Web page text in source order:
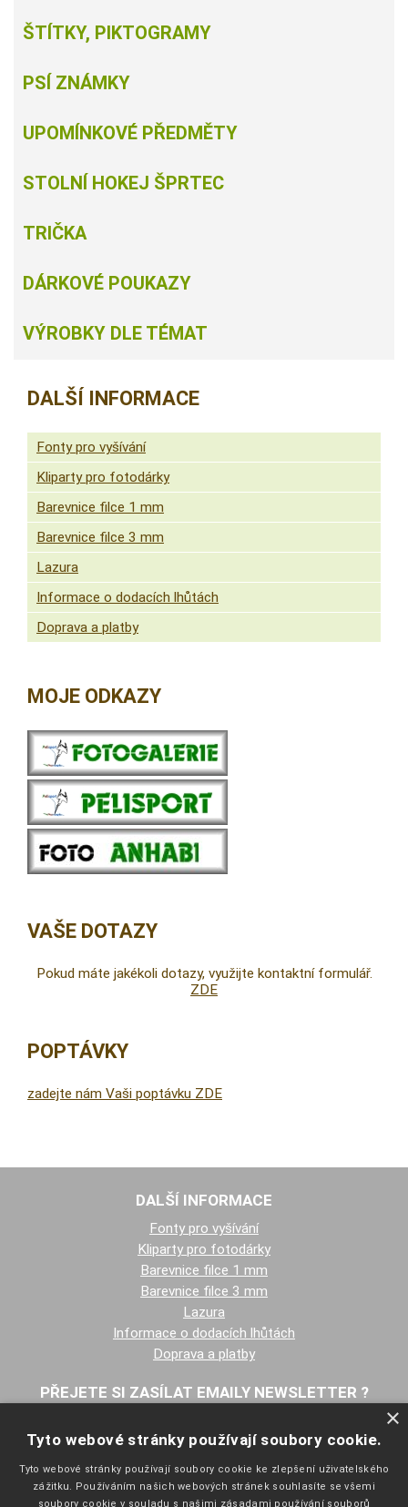
ŠTÍTKY, PIKTOGRAMY
PSÍ ZNÁMKY
UPOMÍNKOVÉ PŘEDMĚTY
STOLNÍ HOKEJ ŠPRTEC
TRIČKA
DÁRKOVÉ POUKAZY
VÝROBKY DLE TÉMAT
DALŠÍ INFORMACE
Fonty pro vyšívání
Kliparty pro fotodárky
Barevnice filce 1 mm
Barevnice filce 3 mm
Lazura
Informace o dodacích lhůtách
Doprava a platby
MOJE ODKAZY
VAŠE DOTAZY
Pokud máte jakékoli dotazy, využijte kontaktní formulář.
ZDE
POPTÁVKY
zadejte nám Vaši poptávku ZDE
DALŠÍ INFORMACE
Fonty pro vyšívání
Kliparty pro fotodárky
Barevnice filce 1 mm
Barevnice filce 3 mm
Lazura
Informace o dodacích lhůtách
Doprava a platby
PŘEJETE SI ZASÍLAT EMAILY NEWSLETTER ?
×
Tyto webové stránky používají soubory cookie.
Tyto webové stránky používají soubory cookie ke zlepšení uživatelského
zážitku. Používáním našich webových stránek souhlasíte se všemi
soubory cookie v souladu s našimi zásadami používání souborů